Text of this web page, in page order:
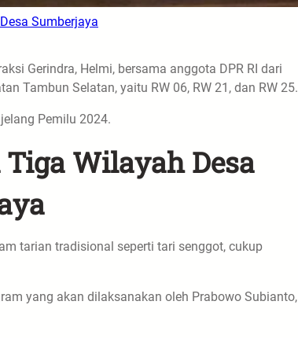
Sumberjaya
Gerindra, Helmi, bersama anggota DPR RI dari
Tambun Selatan, yaitu RW 06, RW 21, dan RW 25.
Pemilu 2024.
Wilayah Desa
tarian tradisional seperti tari senggot, cukup
yang akan dilaksanakan oleh Prabowo Subianto,